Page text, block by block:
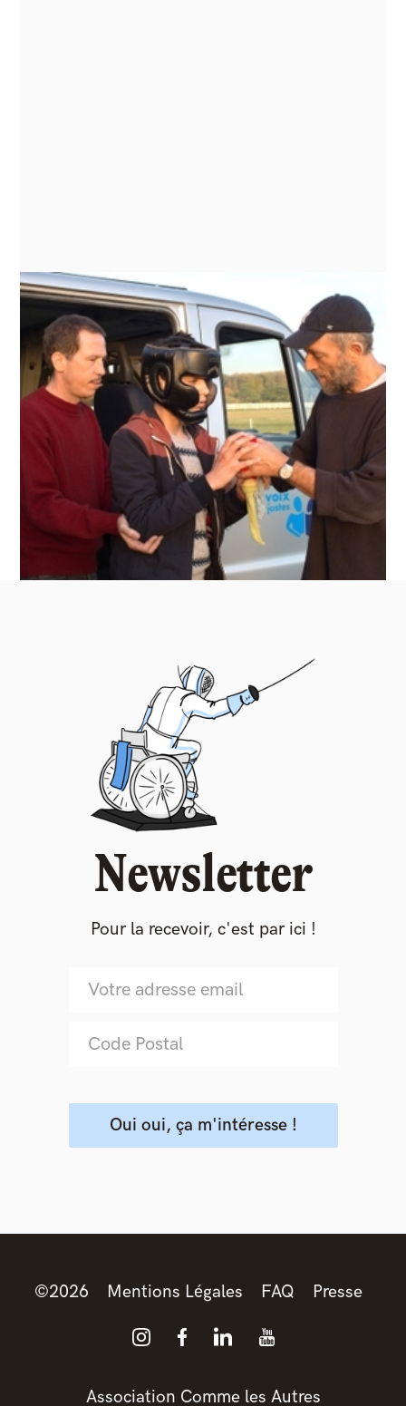
5 films qui mettent à
l’honneur le travail social
Le travail social est au cœur de l’activité de
Comme les Autres et nous vous proposons une
sélection de cinq films qui le mettent à
Newsletter
Pour la recevoir, c'est par ici !
©2026 Mentions Légales FAQ Presse
Association Comme les Autres